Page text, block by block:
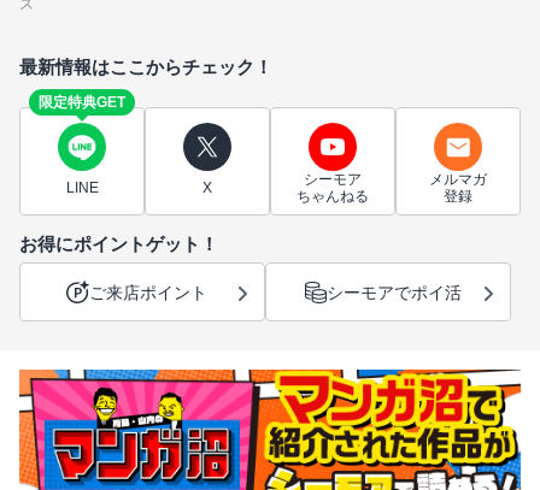
ズ
最新情報はここからチェック！
限定特典GET
LINE X
シーモア
ちゃんねる
メルマガ
登録
お得にポイントゲット！
ご来店ポイント シーモアでポイ活